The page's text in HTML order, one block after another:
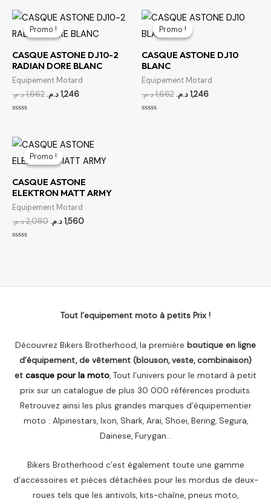
Promo !
Promo !
CASQUE ASTONE DJ10-2
RADIAN DORE BLANC
Equipement Motard
1,662د.م.
Le
prix
initial
1,662 د.م..
1,246د.م.
Le
actuel
1,246 د.م..
5
Promo !
Promo !
CASQUE ASTONE DJ10
BLANC
Equipement Motard
1,662د.م.
Le
prix
initial
1,662 د.م..
1,246د.م.
Le
Promo !
Promo !
CASQUE ASTONE
ELEKTRON MATT ARMY
Equipement Motard
2,080د.م.
Le
prix
initial
2,080 د.م..
1,560د.م.
Le
actuel
Tout l’equipement moto à petits Prix !
Découvrez Bikers Brotherhood, la première boutique en ligne
d’équipement, de vêtement (blouson, veste, combinaison)
et casque pour la moto , Tout l’univers pour le motard à petit
prix sur un catalogue de plus 30 000 références produits.
Retrouvez ainsi les plus grandes marques d’équipementier
moto : Alpinestars, Ixon, Shark, Arai, Shoei, Bering, Segura,
Dainese, Furygan…
Bikers Brotherhood c’est également toute une gamme
d’accessoires et pièces détachées pour les mordus de deux-
roues tels que les antivols, kits-chaîne, pneus moto,